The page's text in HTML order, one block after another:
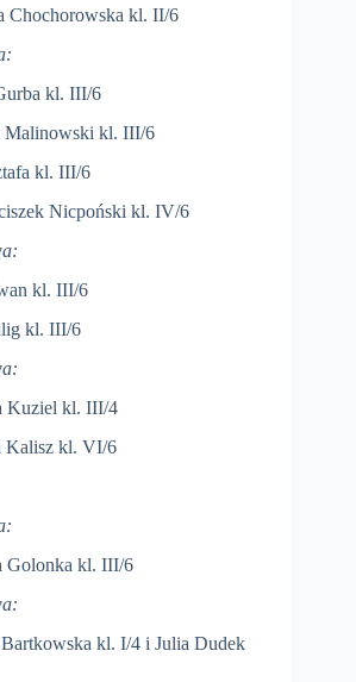
Chochorowska kl. II/6
kl. III/6
Malinowski kl. III/6
kl. III/6
Nicpoński kl. IV/6
kl. III/6
kl. III/6
Kuziel kl. III/4
Kalisz kl. VI/6
Golonka kl. III/6
kl. I/4 i Julia Dudek